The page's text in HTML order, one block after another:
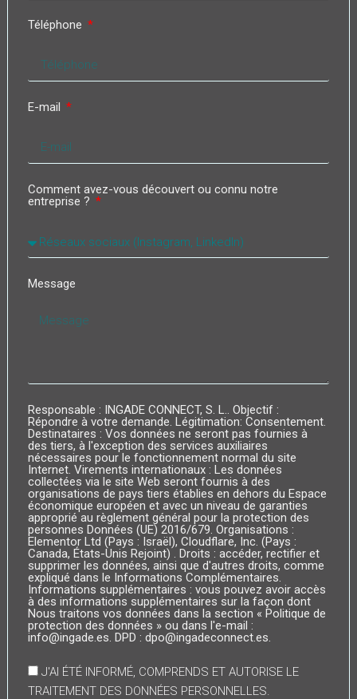
Téléphone
E-mail
Comment avez-vous découvert ou connu notre
entreprise ?
Message
Responsable : INGADE CONNECT, S. L.. Objectif :
Répondre à votre demande. Légitimation: Consentement.
Destinataires : Vos données ne seront pas fournies à
des tiers, à l'exception des services auxiliaires
nécessaires pour le fonctionnement normal du site
Internet. Virements internationaux : Les données
collectées via le site Web seront fournis à des
organisations de pays tiers établies en dehors du Espace
économique européen et avec un niveau de garanties
approprié au règlement général pour la protection des
personnes Données (UE) 2016/679. Organisations :
Elementor Ltd (Pays : Israël), Cloudflare, Inc. (Pays :
Canada, États-Unis Rejoint) . Droits : accéder, rectifier et
supprimer les données, ainsi que d'autres droits, comme
expliqué dans le Informations Complémentaires.
Informations supplémentaires : vous pouvez avoir accès
à des informations supplémentaires sur la façon dont
Nous traitons vos données dans la section « Politique de
protection des données » ou dans l'e-mail :
info@ingade.es. DPD : dpo@ingadeconnect.es.
J'AI ÉTÉ INFORMÉ, COMPRENDS ET AUTORISE LE
TRAITEMENT DES DONNÉES PERSONNELLES.